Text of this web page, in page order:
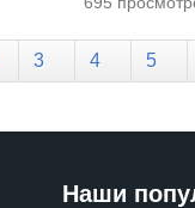
3 4 5
Наши